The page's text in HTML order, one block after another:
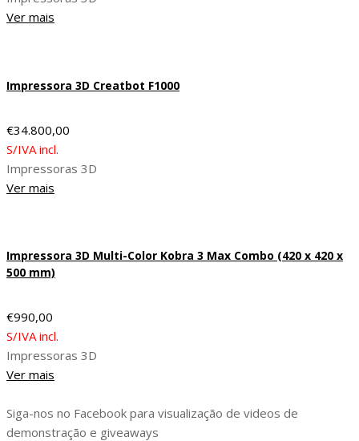
Ver mais
Impressora 3D Creatbot F1000
€34.800,00
S/IVA incl.
Impressoras 3D
Ver mais
Impressora 3D Multi-Color Kobra 3 Max Combo (420 x 420 x
500 mm)
€990,00
S/IVA incl.
Impressoras 3D
Ver mais
Siga-nos no Facebook para visualização de videos de
demonstração e giveaways